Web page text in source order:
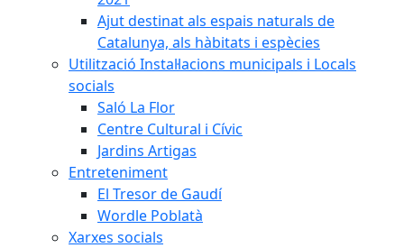
Ajut destinat als espais naturals de
Catalunya, als hàbitats i espècies
Utilització Instal·lacions municipals i Locals
socials
Saló La Flor
Centre Cultural i Cívic
Jardins Artigas
Entreteniment
El Tresor de Gaudí
Wordle Poblatà
Xarxes socials